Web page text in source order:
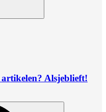
Alsjeblieft!